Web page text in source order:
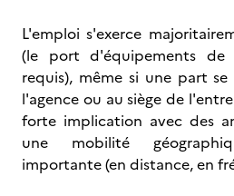
L'emploi s'exerce
(le port d'équipements de
requis), même si une part
l'agence ou au siège de
forte implication avec des
une mobilité
importante (en distance, en